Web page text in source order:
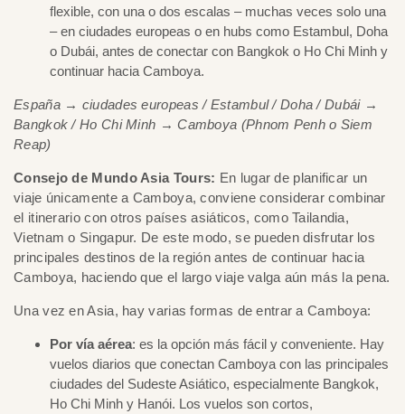
flexible, con una o dos escalas – muchas veces solo una
– en ciudades europeas o en hubs como Estambul, Doha
o Dubái, antes de conectar con Bangkok o Ho Chi Minh y
continuar hacia Camboya.
España → ciudades europeas / Estambul / Doha / Dubái →
Bangkok / Ho Chi Minh → Camboya (Phnom Penh o Siem
Reap)
Consejo de Mundo Asia Tours: En lugar de planificar un
viaje únicamente a Camboya, conviene considerar combinar
el itinerario con otros países asiáticos, como Tailandia,
Vietnam o Singapur. De este modo, se pueden disfrutar los
principales destinos de la región antes de continuar hacia
Camboya, haciendo que el largo viaje valga aún más la pena.
Una vez en Asia, hay varias formas de entrar a Camboya:
Por vía aérea: es la opción más fácil y conveniente. Hay
vuelos diarios que conectan Camboya con las principales
ciudades del Sudeste Asiático, especialmente Bangkok,
Ho Chi Minh y Hanói. Los vuelos son cortos,